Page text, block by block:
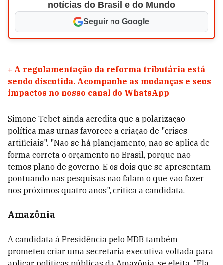
notícias do Brasil e do Mundo
Seguir no Google
+ A regulamentação da reforma tributária está
sendo discutida. Acompanhe as mudanças e seus
impactos no nosso canal do WhatsApp
Simone Tebet ainda acredita que a polarização
política mas urnas favorece a criação de "crises
artificiais". "Não se há planejamento, não se aplica de
forma correta o orçamento no Brasil, porque não
temos plano de governo. E os dois que se apresentam
pontuando nas pesquisas não falam o que vão fazer
nos próximos quatro anos", crítica a candidata.
Amazônia
A candidata à Presidência pelo MDB também
prometeu criar uma secretaria executiva voltada para
aplicar políticas públicas da Amazônia, se eleita. "Ela